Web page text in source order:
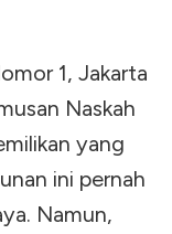
1, Jakarta
Naskah
yang
ini pernah
Namun,